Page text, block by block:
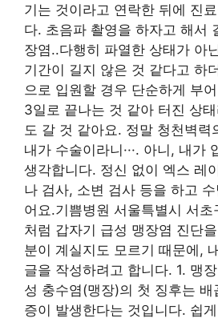
기는 것이라고 연락한 뒤에 진
다. 초음파 촬영을 하자고 해서
장염..다행히 파열한 상태가 아
기간이 길지 않은 것 같다고 하
으로 입원할 경우 단순하게 부
3일로 끝나는 것 같아 터진 상
도 갈 것 같아요. 정말 청천벽력
내가 수술이라니···. 아니, 내가
생각합니다. 정신 없이 엑스 레
나 검사, 소변 검사 등을 하고
어요.기쁨병원 서울특별시 서
처럼 갑자기 급성 맹장염 진단
분이 계실지도 모르기 때문에,
글을 작성하려고 합니다. 1. 맹
성 충수염(맹장)의 첫 징후는
증이 발생한다는 것입니다. 쉽